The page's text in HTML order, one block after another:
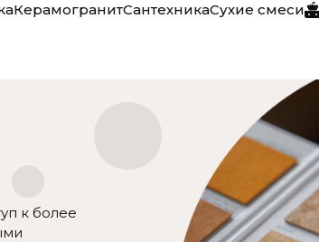
КерамогранитСантехникаСухие смеси
к более